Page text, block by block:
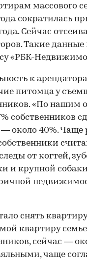
массового
сократилась
Сейчас
Такие данные
«РБК-
к
питомца у
«По нашим
собственников
около 40%. Чаще
от когтей,
и крупной
снять
квартиру
сейчас —
чаще